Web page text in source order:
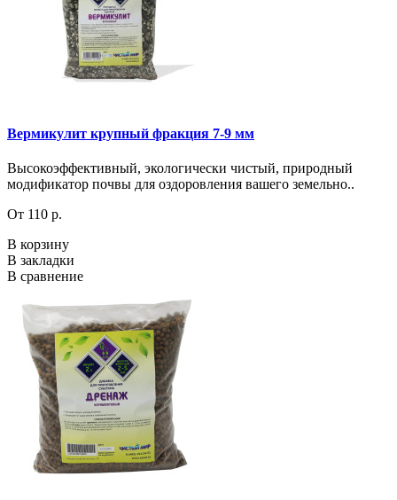
Вермикулит крупный фракция 7-9 мм
Высокоэффективный, экологически чистый, природный
модификатор почвы для оздоровления вашего земельно..
От 110 р.
В корзину
В закладки
В сравнение